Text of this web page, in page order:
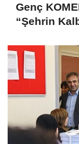
Genç
“Şehrin